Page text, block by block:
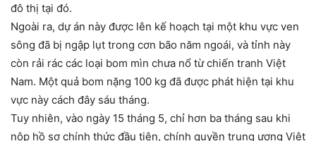
đô thị tại đó.
Ngoài ra, dự án này được lên kế hoạch tại một khu vực ven
sông đã bị ngập lụt trong cơn bão năm ngoái, và tỉnh này
còn rải rác các loại bom mìn chưa nổ từ chiến tranh Việt
Nam. Một quả bom nặng 100 kg đã được phát hiện tại khu
vực này cách đây sáu tháng.
Tuy nhiên, vào ngày 15 tháng 5, chỉ hơn ba tháng sau khi
nộp hồ sơ chính thức đầu tiên, chính quyền trung ương Việt